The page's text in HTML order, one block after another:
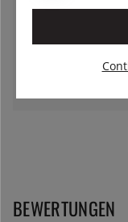
Gastrolöffel /
BEWERTUNGEN